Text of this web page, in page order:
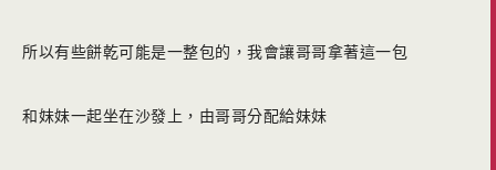
所以有些餅乾可能是一整包的，我會讓哥哥拿著這一包
和妹妹一起坐在沙發上，由哥哥分配給妹妹